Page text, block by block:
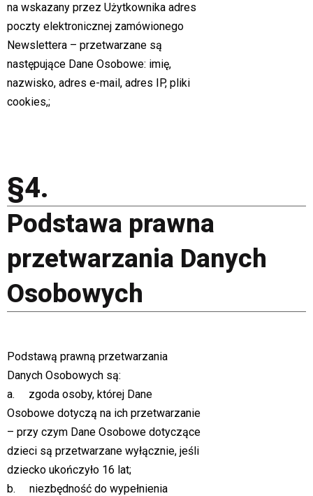
na wskazany przez Użytkownika adres
poczty elektronicznej zamówionego
Newslettera – przetwarzane są
następujące Dane Osobowe: imię,
nazwisko, adres e-mail, adres IP, pliki
cookies,;
§4.
Podstawa prawna
przetwarzania Danych
Osobowych
Podstawą prawną przetwarzania
Danych Osobowych są:
a. zgoda osoby, której Dane
Osobowe dotyczą na ich przetwarzanie
– przy czym Dane Osobowe dotyczące
dzieci są przetwarzane wyłącznie, jeśli
dziecko ukończyło 16 lat;
b. niezbędność do wypełnienia